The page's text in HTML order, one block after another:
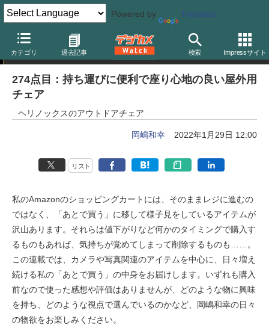
Powered by Translate
カテゴリ 過去記事 検索 Impressサイト
岡嶋和幸の「あとで買う」
274点目：持ち運びに便利で座り心地の良い屋外用
チェア
ヘリノックスのアウトドアチェア
岡嶋和幸 2022年1月29日 12:00
リスト
私のAmazonのショッピングカートには、そのままレジに進むの
ではなく、「あとで買う」に移して様子見をしているアイテムが
沢山あります。それらは値下がりなど何かのタイミングで購入す
るものもあれば、気持ちが覚めてしまって削除するものも……。
この連載では、カメラや写真関連のアイテムを中心に、日々増え
続ける私の「あとで買う」の中身をお届けします。いずれも購入
前なので使った感想や評価はありませんが、どのような物に興味
を持ち、どのような視点で選んでいるのかなど、岡嶋和幸の日々
の物欲をお楽しみください。